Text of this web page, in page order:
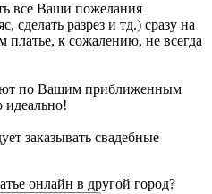
все Ваши пожелания
сделать разрез и тд.) сразу на
платье, к сожалению, не всегда
по Вашим приближенным
идеально!
заказывать свадебные
онлайн в другой город?